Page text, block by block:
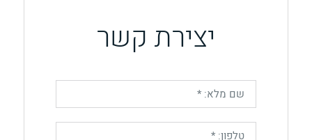
יצירת קשר